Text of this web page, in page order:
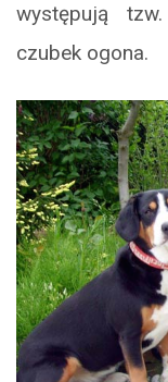
występują
czubek ogona.